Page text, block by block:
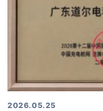
2026.05.25